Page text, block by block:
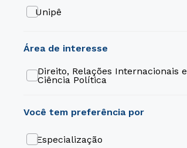
área de interesse
Direito, Relações Internacionais e
Ciência Política
Unipê
Especialização